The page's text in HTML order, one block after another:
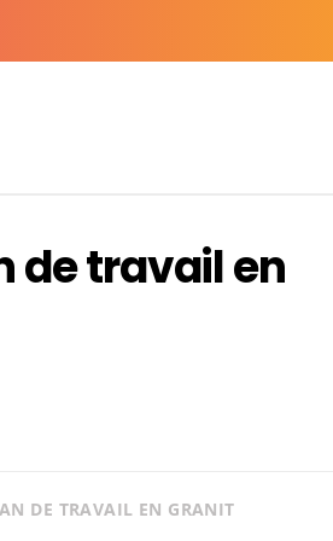
de travail en
DE TRAVAIL EN GRANIT